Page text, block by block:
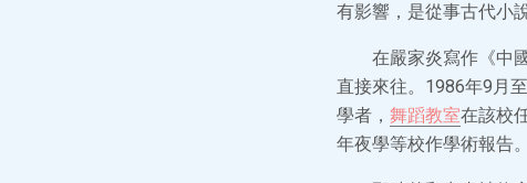
有影響，是從事古代小
在嚴家炎寫作《中
直接來往。1986年9月
學者， 舞蹈教室在該校
年夜學等校作學術報告